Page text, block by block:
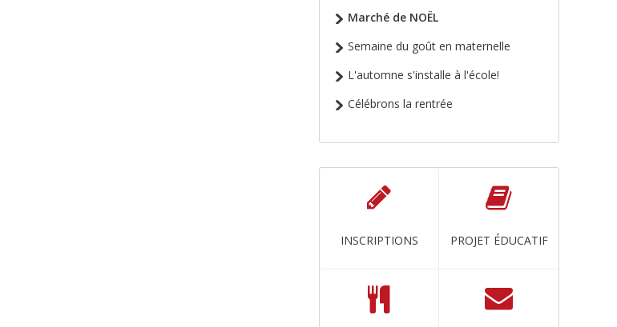
Marché de NOËL
Semaine du goût en maternelle
L'automne s'installe à l'école!
Célébrons la rentrée
INSCRIPTIONS PROJET ÉDUCATIF